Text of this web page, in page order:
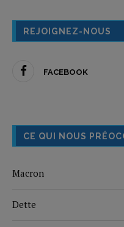
REJOIGNEZ-NOUS
FACEBOOK
CE QUI NOUS
Macron
Dette